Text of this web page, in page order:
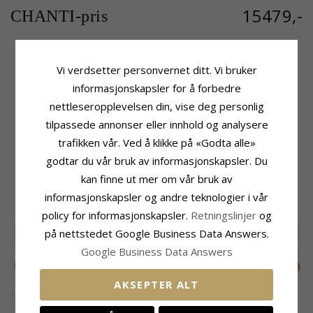
CHANTI-pris 15479,-
RS Of Scandinavia
Armring
Edelmetall: Sølv
Matt Og Blank
Overflate: Ru Og Blank
Leveringstid: 10 Virkedager
MEST POPULÆRE PRODUKTER I
KATEGORIEN
55% SALE 55% SALE
Vi verdsetter personvernet ditt. Vi bruker
informasjonskapsler for å forbedre
nettleseropplevelsen din, vise deg personlig
tilpassede annonser eller innhold og analysere
trafikken vår. Ved å klikke på «Godta alle»
godtar du vår bruk av informasjonskapsler. Du
kan finne ut mer om vår bruk av
informasjonskapsler og andre teknologier i vår
policy for informasjonskapsler. Retningslinjer og
på nettstedet Google Business Data Answers.
Google Business Data Answers
AKSEPTER ALT